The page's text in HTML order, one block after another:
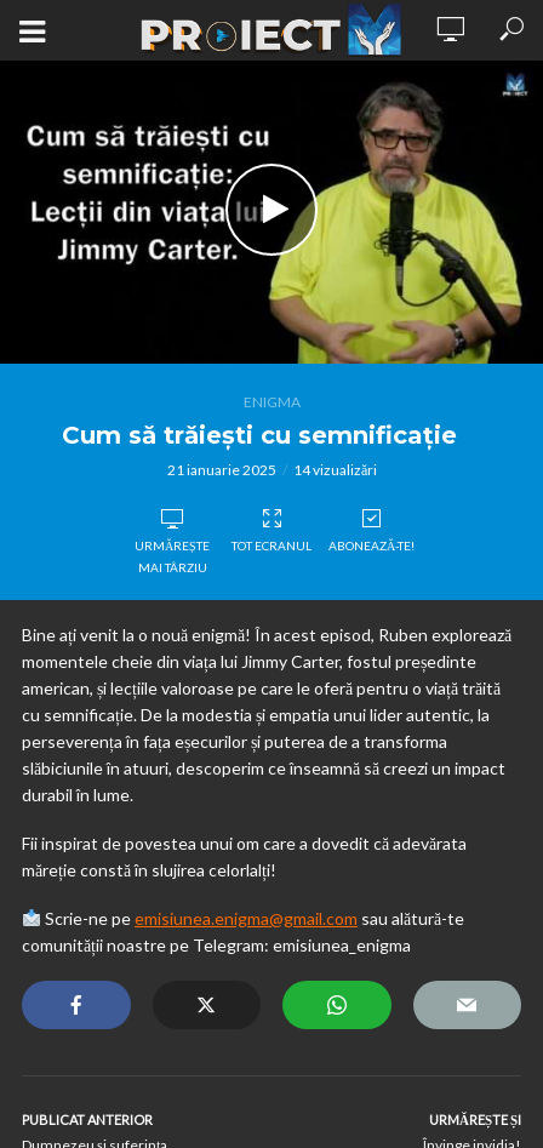
ENIGMA
Cum să trăiești cu semnificație
21 ianuarie 2025 14 vizualizări
URMĂREȘTE
MAI TÂRZIU
TOT ECRANUL ABONEAZĂ-TE!
Bine ați venit la o nouă enigmă! În acest episod, Ruben explorează
momentele cheie din viața lui Jimmy Carter, fostul președinte
american, și lecțiile valoroase pe care le oferă pentru o viață trăită
cu semnificație. De la modestia și empatia unui lider autentic, la
perseverența în fața eșecurilor și puterea de a transforma
slăbiciunile în atuuri, descoperim ce înseamnă să creezi un impact
durabil în lume.
Fii inspirat de povestea unui om care a dovedit că adevărata
măreție constă în slujirea celorlalți!
Scrie-ne peemisiunea.enigma@gmail.com sau alătură-te
comunității noastre pe Telegram: emisiunea_enigma
PUBLICAT ANTERIOR URMĂREȘTE ȘI